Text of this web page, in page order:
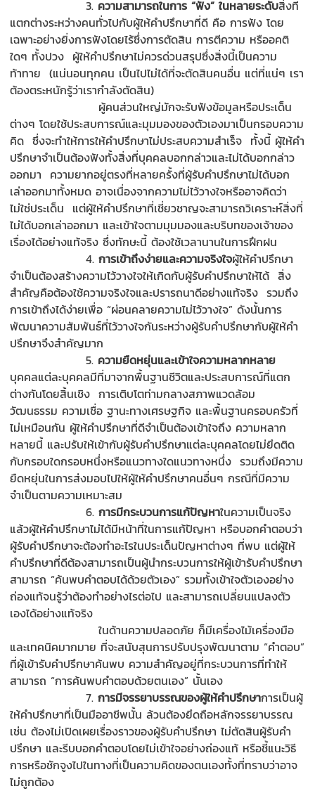
3. ความสามารถในการ “ฟัง” ในหลายระดับสิ่งที่
แตกต่างระหว่างคนทั่วไปกับผู้ให้คำปรึกษาที่ดี คือ การฟัง โดย
เฉพาะอย่างยิ่งการฟังโดยไร้ซึ่งการตัดสิน การตีความ หรืออคติ
ใดๆ ทั้งปวง ผู้ให้คำปรึกษาไม่ควรด่วนสรุปซึ่งสิ่งนี้เป็นความ
ท้าทาย (แน่นอนทุกคน เป็นไปไม่ได้ที่จะตัดสินคนอื่น แต่ที่แน่ๆ เรา
ต้องตระหนักรู้ว่าเรากำลังตัดสิน)
ผู้คนส่วนใหญ่มักจะรับฟังข้อมูลหรือประเด็น
ต่างๆ โดยใช้ประสบการณ์และมุมมองของตัวเองมาเป็นกรอบความ
คิด ซึ่งจะทำให้การให้คำปรึกษาไม่ประสบความสำเร็จ ทั้งนี้ ผู้ให้คำ
ปรึกษาจำเป็นต้องฟังทั้งสิ่งที่บุคคลบอกกล่าวและไม่ได้บอกกล่าว
ออกมา ความยากอยู่ตรงที่หลายครั้งที่ผู้รับคำปรึกษาไม่ได้บอก
เล่าออกมาทั้งหมด อาจเนื่องจากความไม่ไว้วางใจหรืออาจคิดว่า
ไม่ใช่ประเด็น แต่ผู้ให้คำปรึกษาที่เชี่ยวชาญจะสามารถวิเคราะห์สิ่งที่
ไม่ได้บอกเล่าออกมา และเข้าใจตามมุมมองและบริบทของเจ้าของ
เรื่องได้อย่างแท้จริง ซึ่งทักษะนี้ ต้องใช้เวลานานในการฝึกฝน
4.การเข้าถึงง่ายและความจริงใจผู้ให้คำปรึกษา
จำเป็นต้องสร้างความไว้วางใจให้เกิดกับผู้รับคำปรึกษาให้ได้ สิ่ง
สำคัญคือต้องใช้ความจริงใจและปรารถนาดีอย่างแท้จริง รวมถึง
การเข้าถึงได้ง่ายเพื่อ “ผ่อนคลายความไม่ไว้วางใจ” ดังนั้นการ
พัฒนาความสัมพันธ์ที่ไว้วางใจกันระหว่างผู้รับคำปรึกษากับผู้ให้คำ
ปรึกษาจึงสำคัญมาก
5. ความยืดหยุ่นและเข้าใจความหลากหลาย
บุคคลแต่ละบุคคลมีที่มาจากพื้นฐานชีวิตและประสบการณ์ที่แตก
ต่างกันโดยสิ้นเชิง การเติบโตท่ามกลางสภาพแวดล้อม
วัฒนธรรม ความเชื่อ ฐานะทางเศรษฐกิจ และพื้นฐานครอบครัวที่
ไม่เหมือนกัน ผู้ให้คำปรึกษาที่ดีจำเป็นต้องเข้าใจถึง ความหลาก
หลายนี้ และปรับให้เข้ากับผู้รับคำปรึกษาแต่ละบุคคลโดยไม่ยึดติด
กับกรอบใดกรอบหนึ่งหรือแนวทางใดแนวทางหนึ่ง รวมถึงมีความ
ยืดหยุ่นในการส่งมอบไปให้ผู้ให้คำปรึกษาคนอื่นๆ กรณีที่มีความ
จำเป็นตามความเหมาะสม
6.การมีกระบวนการแก้ปัญหาในความเป็นจริง
แล้วผู้ให้คำปรึกษาไม่ได้มีหน้าที่ในการแก้ปัญหา หรือบอกคำตอบว่า
ผู้รับคำปรึกษาจะต้องทำอะไรในประเด็นปัญหาต่างๆ ที่พบ แต่ผู้ให้
คำปรึกษาที่ดีต้องสามารถเป็นผู้นำกระบวนการให้ผู้เข้ารับคำปรึกษา
สามารถ “ค้นพบคำตอบได้ด้วยตัวเอง” รวมทั้งเข้าใจตัวเองอย่าง
ถ่องแท้จนรู้ว่าต้องทำอย่างไรต่อไป และสามารถเปลี่ยนแปลงตัว
เองได้อย่างแท้จริง
ในด้านความปลอดภัย ก็มีเครื่องไม้เครื่องมือ
และเทคนิคมากมาย ที่จะสนับสุนการปรับปรุงพัฒนาตาม “คำตอบ”
ที่ผู้เข้ารับคำปรึกษาค้นพบ ความสำคัญอยู่ที่กระบวนการที่ทำให้
สามารถ “การค้นพบคำตอบด้วยตนเอง” นั้นเอง
7.การมีจรรยาบรรณของผู้ให้คำปรึกษาการเป็นผู้
ให้คำปรึกษาที่เป็นมืออาชีพนั้น ล้วนต้องยึดถือหลักจรรยาบรรณ
เช่น ต้องไม่เปิดเผยเรื่องราวของผู้รับคำปรึกษา ไม่ตัดสินผู้รับคำ
ปรึกษา และรีบบอกคำตอบโดยไม่เข้าใจอย่างถ่องแท้ หรือชี้แนะวิธี
การหรือชักจูงไปในทางที่เป็นความคิดของตนเองทั้งที่ทราบว่าอาจ
ไม่ถูกต้อง